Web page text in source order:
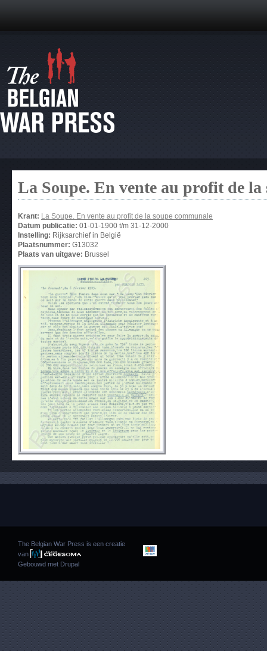
La Soupe. En vente au profit de la
Krant: La Soupe. En vente au profit de la soupe communale
Datum publicatie: 01-01-1900 t/m 31-12-2000
Instelling: Rijksarchief in België
Plaatsnummer: G13032
Plaats van uitgave: Brussel
The Belgian War Press is een creatie
van
Gebouwd met Drupal